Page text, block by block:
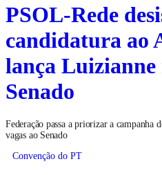
PSOL-Rede
candidatura ao
lança Luizianne
Senado
Federação passa a priorizar a campanha
vagas ao Senado
Convenção do PT